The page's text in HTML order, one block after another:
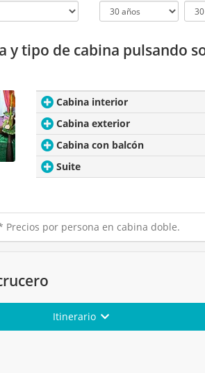
y tipo de cabina pulsando
Cabina interior
Cabina exterior
Cabina con balcón
Suite
Precios por persona en cabina doble.
Itinerario